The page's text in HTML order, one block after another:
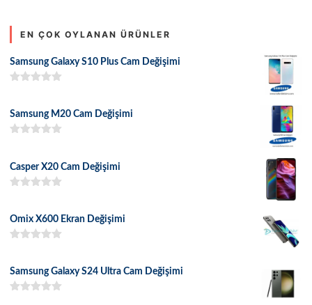
EN ÇOK OYLANAN ÜRÜNLER
Samsung Galaxy S10 Plus Cam Değişimi
Samsung M20 Cam Değişimi
Casper X20 Cam Değişimi
Omix X600 Ekran Değişimi
Samsung Galaxy S24 Ultra Cam Değişimi